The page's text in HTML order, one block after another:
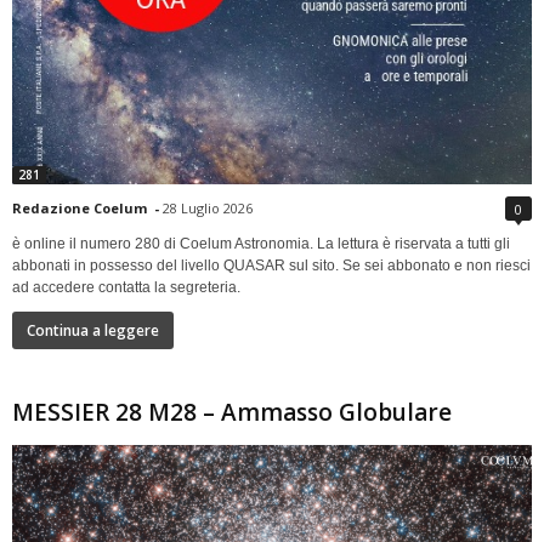
281
Redazione Coelum - 28 Luglio 2026 0
è online il numero 280 di Coelum Astronomia. La lettura è riservata a tutti gli
abbonati in possesso del livello QUASAR sul sito. Se sei abbonato e non riesci
ad accedere contatta la segreteria.
Continua a leggere
MESSIER 28 M28 – Ammasso Globulare